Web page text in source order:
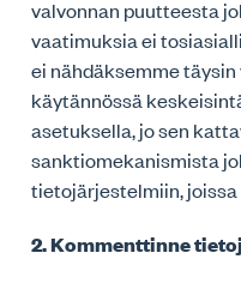
valvonnan puutteesta
vaatimuksia ei
ei nähdäksemme
käytännössä
asetuksella, jo sen
sanktiomekanismista
tietojärjestelmiin,
2.Kommenttinne